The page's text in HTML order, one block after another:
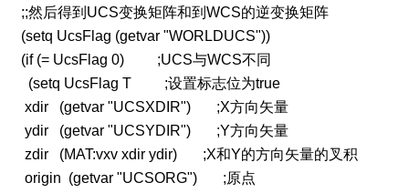
;;然后得到UCS变换矩阵和到WCS的逆变换矩阵
(setq UcsFlag (getvar "WORLDUCS"))
(if (= UcsFlag 0) ;UCS与WCS不同
(setq UcsFlag T ;设置标志位为true
xdir (getvar "UCSXDIR") ;X方向矢量
ydir (getvar "UCSYDIR") ;Y方向矢量
zdir (MAT:vxv xdir ydir) ;X和Y的方向矢量的叉积
origin (getvar "UCSORG") ;原点